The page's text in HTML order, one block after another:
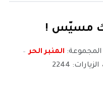
مسيّس !
المجموعة: المنبر الحر
الزيارات: 2244